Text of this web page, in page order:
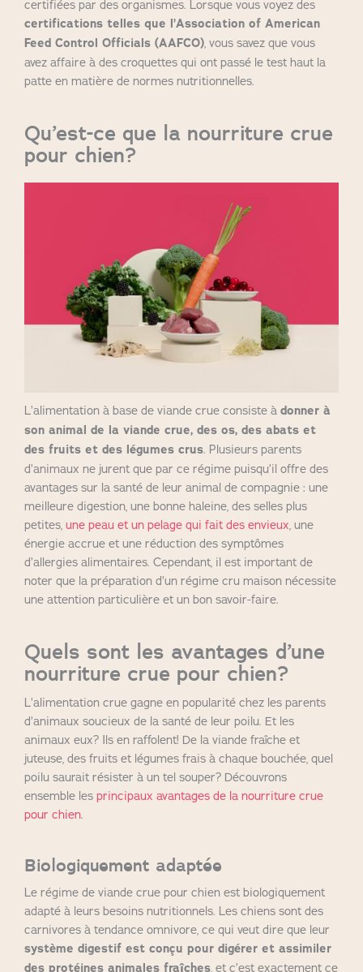
certifiées par des organismes. Lorsque vous voyez des
certifications telles que l’Association of American
Feed Control Officials (AAFCO), vous savez que vous
avez affaire à des croquettes qui ont passé le test haut la
patte en matière de normes nutritionnelles.
Qu’est-ce que la nourriture crue
pour chien?
L’alimentation à base de viande crue consiste à donner à
son animal de la viande crue, des os, des abats et
des fruits et des légumes crus. Plusieurs parents
d’animaux ne jurent que par ce régime puisqu’il offre des
avantages sur la santé de leur animal de compagnie : une
meilleure digestion, une bonne haleine, des selles plus
petites, une peau et un pelage qui fait des envieux , une
énergie accrue et une réduction des symptômes
d’allergies alimentaires. Cependant, il est important de
noter que la préparation d’un régime cru maison nécessite
une attention particulière et un bon savoir-faire.
Quels sont les avantages d’une
nourriture crue pour chien?
L’alimentation crue gagne en popularité chez les parents
d’animaux soucieux de la santé de leur poilu. Et les
animaux eux? Ils en raffolent! De la viande fraîche et
juteuse, des fruits et légumes frais à chaque bouchée, quel
poilu saurait résister à un tel souper? Découvrons
ensemble les principaux avantages de la nourriture crue
pour chien.
Biologiquement adaptée
Le régime de viande crue pour chien est biologiquement
adapté à leurs besoins nutritionnels. Les chiens sont des
carnivores à tendance omnivore, ce qui veut dire que leur
système digestif est conçu pour digérer et assimiler
des protéines animales fraîches , et c’est exactement ce